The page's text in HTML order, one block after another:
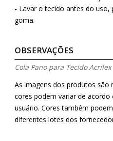
- Lavar o tecido antes do uso,
goma.
OBSERVAÇÕES
Cola Pano para Tecido
As imagens dos produtos são
cores podem variar de
usuário. Cores também
diferentes lotes dos